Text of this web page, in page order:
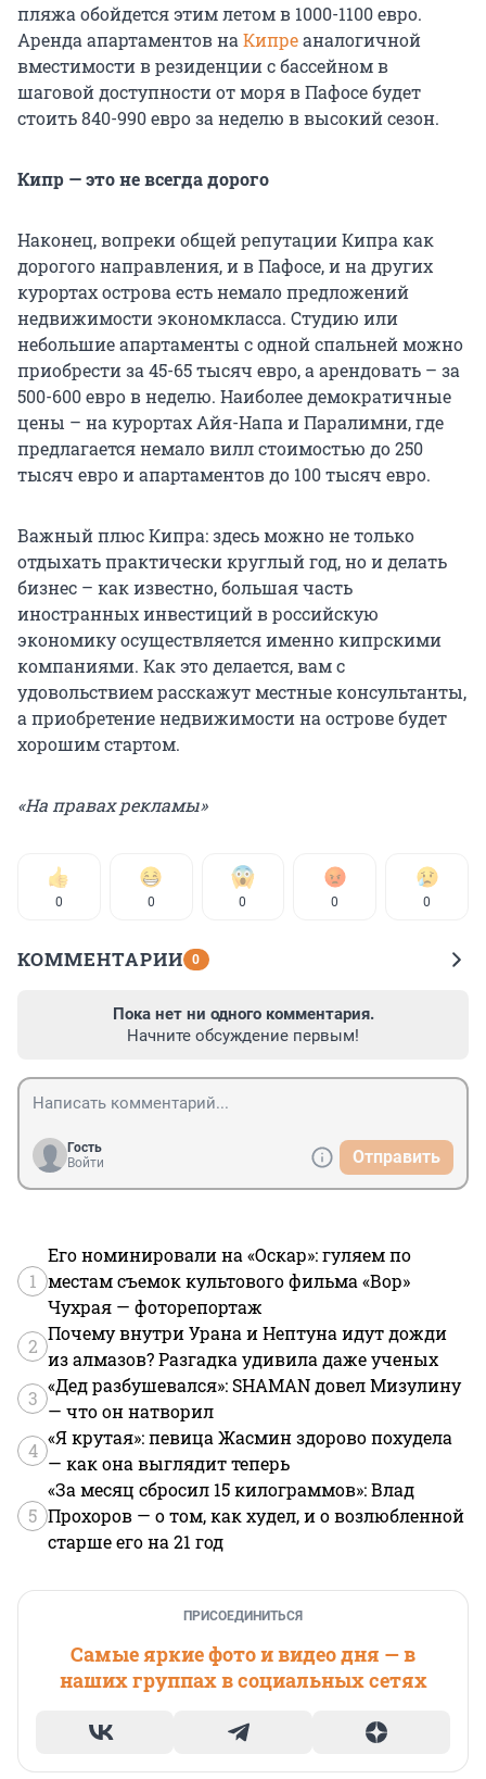
пляжа обойдется этим летом в 1000-1100 евро.
Аренда апартаментов на Кипреаналогичной
вместимости в резиденции с бассейном в
шаговой доступности от моря в Пафосе будет
стоить 840-990 евро за неделю в высокий сезон.
Кипр — это не всегда дорого
Наконец, вопреки общей репутации Кипра как
дорогого направления, и в Пафосе, и на других
курортах острова есть немало предложений
недвижимости экономкласса. Студию или
небольшие апартаменты с одной спальней можно
приобрести за 45-65 тысяч евро, а арендовать – за
500-600 евро в неделю. Наиболее демократичные
цены – на курортах Айя-Напа и Паралимни, где
предлагается немало вилл стоимостью до 250
тысяч евро и апартаментов до 100 тысяч евро.
Важный плюс Кипра: здесь можно не только
отдыхать практически круглый год, но и делать
бизнес – как известно, большая часть
иностранных инвестиций в российскую
экономику осуществляется именно кипрскими
компаниями. Как это делается, вам с
удовольствием расскажут местные консультанты,
а приобретение недвижимости на острове будет
хорошим стартом.
«На правах рекламы»
0 0 0 0 0
КОММЕНТАРИИ 0
Пока нет ни одного комментария.
Начните обсуждение первым!
Гость
Войти
Отправить
1
Его номинировали на «Оскар»: гуляем по
местам съемок культового фильма «Вор»
Чухрая — фоторепортаж
2
Почему внутри Урана и Нептуна идут дожди
из алмазов? Разгадка удивила даже ученых
3
«Дед разбушевался»: SHAMAN довел Мизулину
— что он натворил
4
«Я крутая»: певица Жасмин здорово похудела
— как она выглядит теперь
5
«За месяц сбросил 15 килограммов»: Влад
Прохоров — о том, как худел, и о возлюбленной
старше его на 21 год
ПРИСОЕДИНИТЬСЯ
Самые яркие фото и видео дня — в
наших группах в социальных сетях